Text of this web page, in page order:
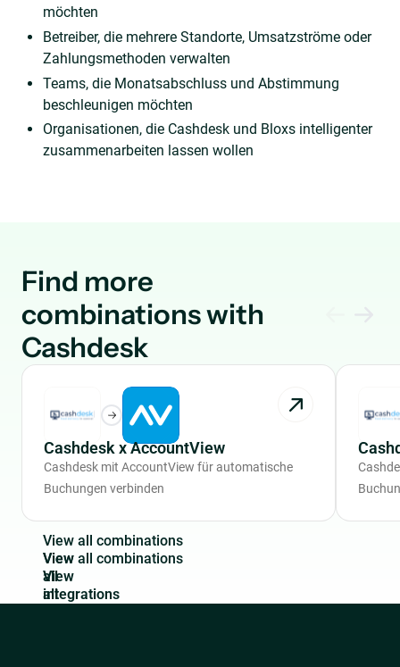
möchten
Betreiber, die mehrere Standorte, Umsatzströme oder
Zahlungsmethoden verwalten
Teams, die Monatsabschluss und Abstimmung
beschleunigen möchten
Organisationen, die Cashdesk und Bloxs intelligenter
zusammenarbeiten lassen wollen
Find more
combinations with
Cashdesk
Cashdesk x AccountView
Cashdesk mit AccountView für automatische
Buchungen verbinden
View a combinations
View
all
integrations